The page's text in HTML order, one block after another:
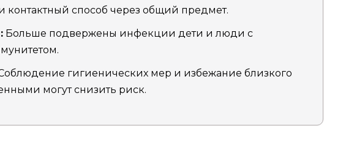
контактный способ через общий предмет.
Больше подвержены инфекции дети и люди с
гигиенических мер и избежание близкого
могут снизить риск.